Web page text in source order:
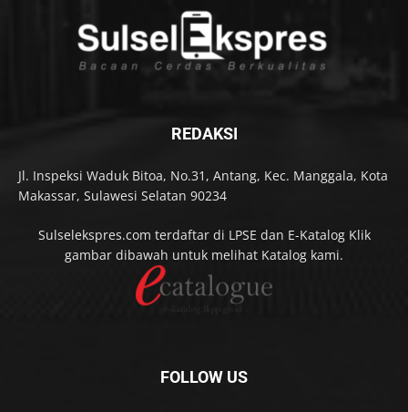
REDAKSI
Jl. Inspeksi Waduk Bitoa, No.31, Antang, Kec. Manggala, Kota
Makassar, Sulawesi Selatan 90234
Sulselekspres.com terdaftar di LPSE dan E-Katalog Klik
gambar dibawah untuk melihat Katalog kami.
FOLLOW US